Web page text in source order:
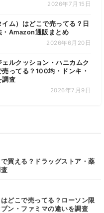
2026年7月15日
ム）はどこで売ってる？日
・Amazon通販まとめ
2026年6月20日
ルクッション・ハニカムク
売ってる？100均・ドンキ・
調査
2026年7月9日
買える？ドラッグストア・薬
どこで売ってる？ローソン限
ン・ファミマの違いを調査